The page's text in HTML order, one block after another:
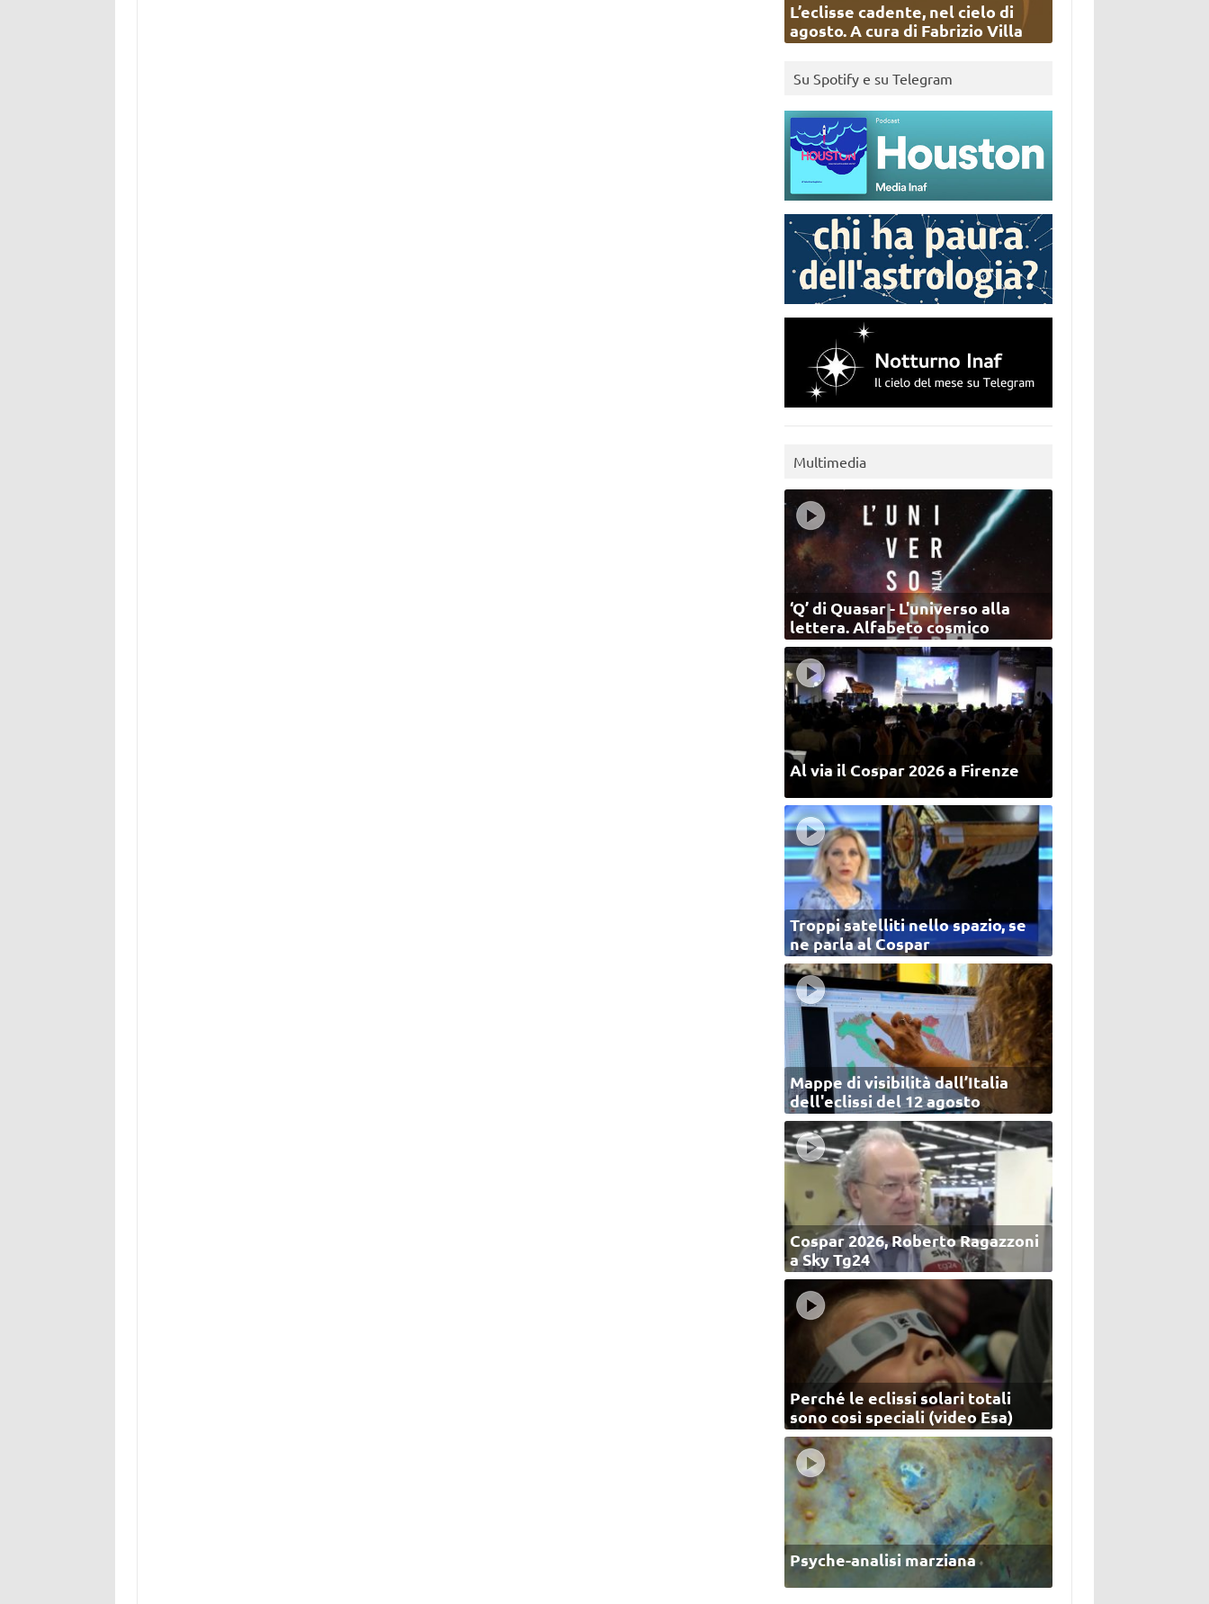
L’eclisse cadente, nel cielo di
agosto. A cura di Fabrizio Villa
Su Spotify e su Telegram
Multimedia
‘Q’ di Quasar - L'universo alla
lettera. Alfabeto cosmico
Al via il Cospar 2026 a Firenze
Troppi satelliti nello spazio, se
ne parla al Cospar
Mappe di visibilità dall’Italia
dell'eclissi del 12 agosto
Cospar 2026, Roberto Ragazzoni
a Sky Tg24
Perché le eclissi solari totali
sono così speciali (video Esa)
Psyche-analisi marziana